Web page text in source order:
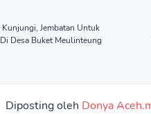
Jembatan Untuk
Desa Buket Meulinteung
Diposting oleh Donya